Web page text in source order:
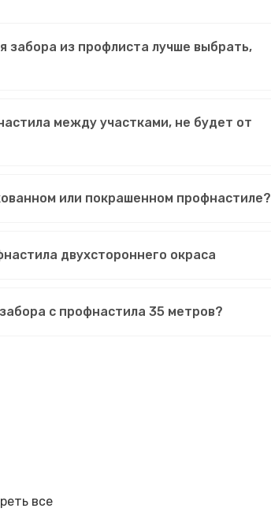
забора из профлиста лучше выбрать,
между участками, не будет от
или покрашенном профнастиле?
двухстороннего окраса
с профнастила 35 метров?
все